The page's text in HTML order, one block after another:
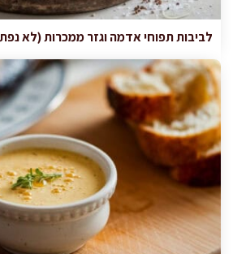
לביבות תפוחי אדמה וגזר ממכרות (לא